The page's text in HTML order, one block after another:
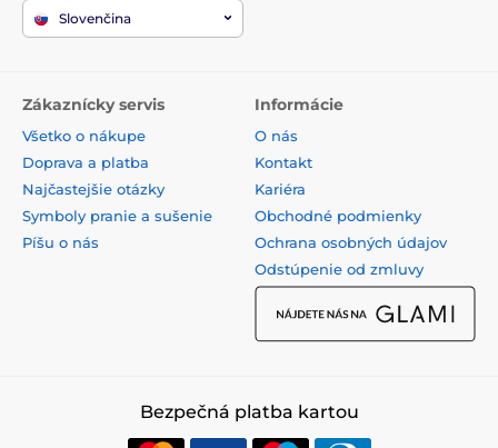
Slovenčina
Zákaznícky servis
Všetko o nákupe
Doprava a platba
Najčastejšie otázky
Symboly pranie a sušenie
Píšu o nás
Informácie
O nás
Kontakt
Kariéra
Obchodné podmienky
Ochrana osobných údajov
Odstúpenie od zmluvy
Bezpečná platba kartou